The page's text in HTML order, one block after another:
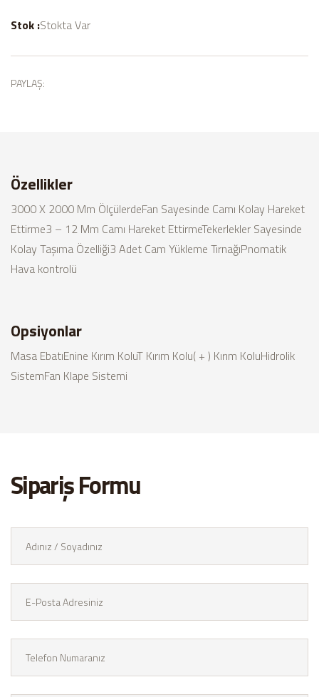
Stok :Stokta Var
PAYLAŞ:
Özellikler
3000 X 2000 Mm ÖlçülerdeFan Sayesinde Camı Kolay Hareket
Ettirme3 – 12 Mm Camı Hareket EttirmeTekerlekler Sayesinde
Kolay Taşıma Özelliği3 Adet Cam Yükleme TırnağıPnomatik
Hava kontrolü
Opsiyonlar
Masa EbatıEnine Kırım KoluT Kırım Kolu( + ) Kırım KoluHidrolik
SistemFan Klape Sistemi
Sipariş Formu